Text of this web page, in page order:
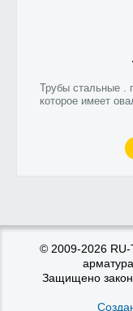
Трубы стальные .
которое имеет
© 2009-2026 RU-
Защищено